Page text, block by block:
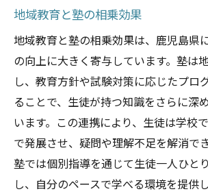
地域教育と塾の相乗効果
地域教育と塾の相乗効果は、鹿児島県
の向上に大きく寄与しています。塾は
し、教育方針や試験対策に応じたプロ
ることで、生徒が持つ知識をさらに深
います。この連携により、生徒は学校
で発展させ、疑問や理解不足を解消で
塾では個別指導を通じて生徒一人ひと
し、自分のペースで学べる環境を提供